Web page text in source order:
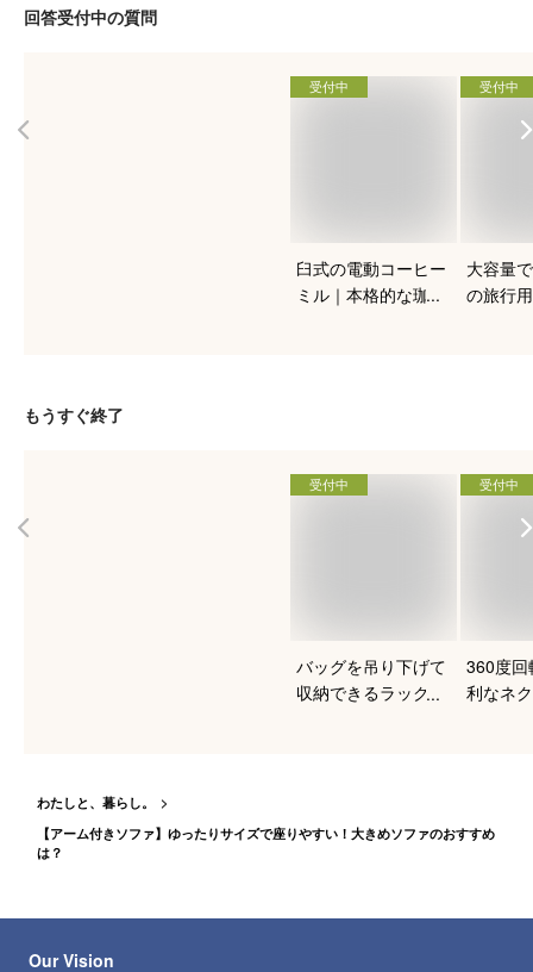
回答受付中の質問
受付中
臼式の電動コーヒー
ミル｜本格的な珈琲
受付中
大容量
の旅行
もうすぐ終了
受付中
バッグを吊り下げて
収納できるラックの
受付中
360度回
利なネ
わたしと、暮らし。
【アーム付きソファ】ゆったりサイズで座りやすい！大きめソファのおすすめ
は？
Our Vision